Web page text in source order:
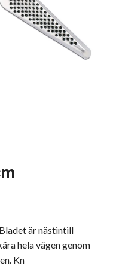
är nästintill
hela vägen genom
Kn